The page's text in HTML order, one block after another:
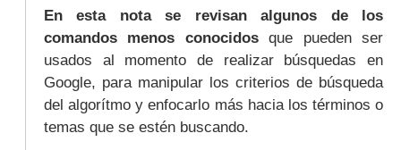
En esta nota se revisan algunos de los
comandos menos conocidosque pueden ser
usados al momento de realizar búsquedas en
Google, para manipular los criterios de búsqueda
del algorítmo y enfocarlo más hacia los términos o
temas que se estén buscando.